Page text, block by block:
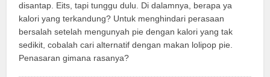
disantap. Eits, tapi tunggu dulu. Di dalamnya, berapa ya
kalori yang terkandung? Untuk menghindari perasaan
bersalah setelah mengunyah pie dengan kalori yang tak
sedikit, cobalah cari alternatif dengan makan lolipop pie.
Penasaran gimana rasanya?